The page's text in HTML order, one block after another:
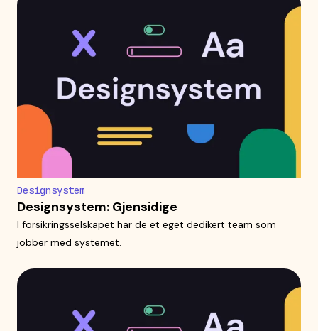
Designsystem
Designsystem: Gjensidige
I forsikringsselskapet har de et eget dedikert team som
jobber med systemet.